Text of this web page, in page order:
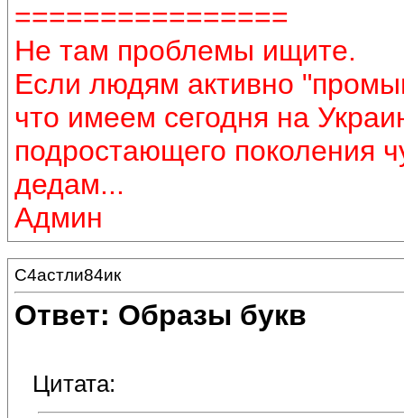
================
Не там проблемы ищите.
Если людям активно
что имеем сегодня на
подростающего поколения
дедам...
Админ
С4астли84ик
Ответ: Образы букв
Цитата: